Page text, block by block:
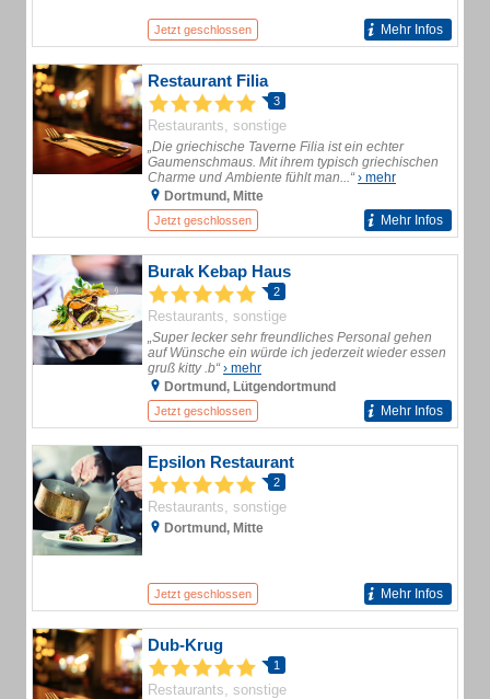
Jetzt geschlossen Mehr Infos
Restaurant Filia
3
Restaurants, sonstige
„Die griechische Taverne Filia ist ein echter
Gaumenschmaus. Mit ihrem typisch griechischen
Charme und Ambiente fühlt man...“› mehr
Dortmund, Mitte
Jetzt geschlossen Mehr Infos
Burak Kebap Haus
2
Restaurants, sonstige
„Super lecker sehr freundliches Personal gehen
auf Wünsche ein würde ich jederzeit wieder essen
gruß kitty .b“› mehr
Dortmund, Lütgendortmund
Jetzt geschlossen Mehr Infos
Epsilon Restaurant
2
Restaurants, sonstige
Dortmund, Mitte
Jetzt geschlossen Mehr Infos
Dub-Krug
1
Restaurants, sonstige